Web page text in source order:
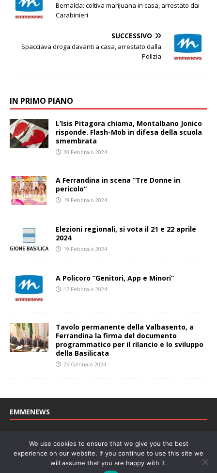
Bernalda: coltiva marijuana in casa, arrestato dai
Carabinieri
SUCCESSIVO
Spacciava droga davanti a casa, arrestato dalla
Polizia
IN PRIMO PIANO
L’Isis Pitagora chiama, Montalbano Jonico
risponde. Flash-Mob in difesa della scuola
smembrata
20 Febbraio 2024
A Ferrandina in scena “Tre Donne in
pericolo”
19 Febbraio 2024
Elezioni regionali, si vota il 21 e 22 aprile
2024
19 Febbraio 2024
A Policoro “Genitori, App e Minori”
17 Febbraio 2024
Tavolo permanente della Valbasento, a
Ferrandina la firma del documento
programmatico per il rilancio e lo sviluppo
della Basilicata
26 Gennaio 2024
EMMENEWS
27/04/2011. Direttore Responsabile: Concetta Monzo, Editore: Deah
soc. coop. P. Iva: 01219430772
We use cookies to ensure that we give you the best
experience on our website. If you continue to use this site we
will assume that you are happy with it.